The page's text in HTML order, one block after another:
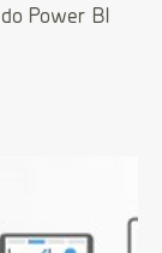
Power BI